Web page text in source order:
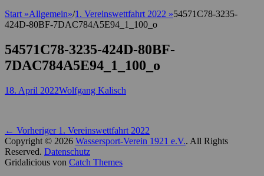
Start »Allgemein»/1. Vereinswettfahrt 2022 »54571C78-3235-
424D-80BF-7DAC784A5E94_1_100_o
54571C78-3235-424D-80BF-
7DAC784A5E94_1_100_o
Posted
18. April 2022Autor
Wolfgang Kalisch
Beitragsnavigation
← Vorheriger Vorheriger
Beitrag:
1. Vereinswettfahrt 2022
Copyright © 2026 Wassersport-Verein 1921 e.V.. All Rights
Reserved. Datenschutz
Gridalicious von Catch Themes